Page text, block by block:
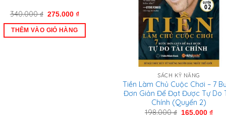
340.000₫ Giá
là:
340.000 ₫.
275.000₫Giá
THÊM VÀO GIỎ HÀNG
SÁCH KỸ NĂNG
Tiền Làm Chủ Cuộc Chơi – 7
Đơn Giản Để Đạt Được Tự Do
Chính (Quyển 2)
198.000₫ Giá
165.000₫Giá